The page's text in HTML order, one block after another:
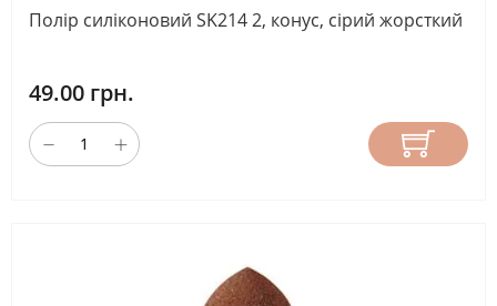
Полір силіконовий SK214 2, конус, сірий жорсткий
49.00 грн.